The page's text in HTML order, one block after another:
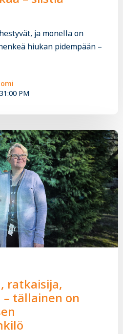
ja monella on
hiukan pidempään –
PM
ratkaisija,
tällainen on